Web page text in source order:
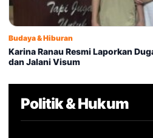
Budaya & Hiburan
Karina Ranau Resmi Laporkan
dan Jalani Visum
Politik & Hukum